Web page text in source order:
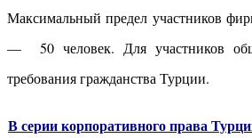
Максимальный предел участников
— 50 человек. Для участников
требования гражданства Турции.
В серии корпоративного права